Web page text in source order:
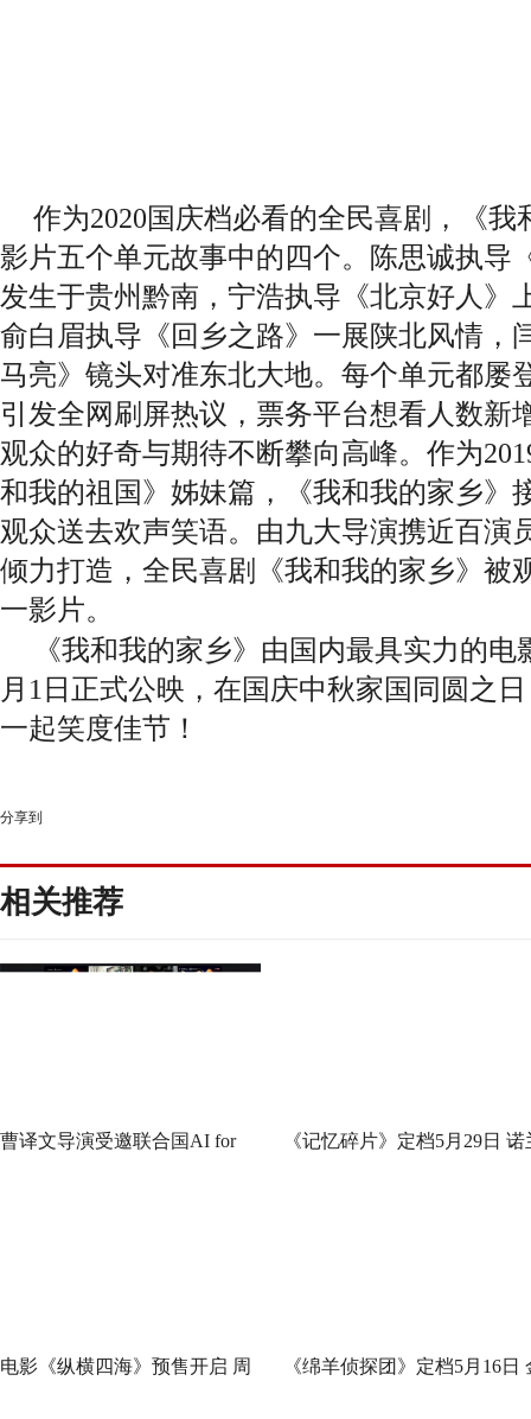
作为2020国庆档必看的全民喜剧，《
影片五个单元故事中的四个。陈思诚执导
发生于贵州黔南，宁浩执导《北京好人》
俞白眉执导《回乡之路》一展陕北风情，
马亮》镜头对准东北大地。每个单元都屡
引发全网刷屏热议，票务平台想看人数新
观众的好奇与期待不断攀向高峰。作为2
和我的祖国》姊妹篇，《我和我的家乡》
观众送去欢声笑语。由九大导演携近百演
倾力打造，全民喜剧《我和我的家乡》被
一影片。
《我和我的家乡》 由国内最具实力的电
月1日 正式公映 ， 在国庆中秋家国同圆之
一起笑度佳节！
分享到
相关推荐
曹译文导演受邀联合国AI for 《记忆碎片》定档5月29日 诺
电影《纵横四海》预售开启 周 《绵羊侦探团》定档5月16日